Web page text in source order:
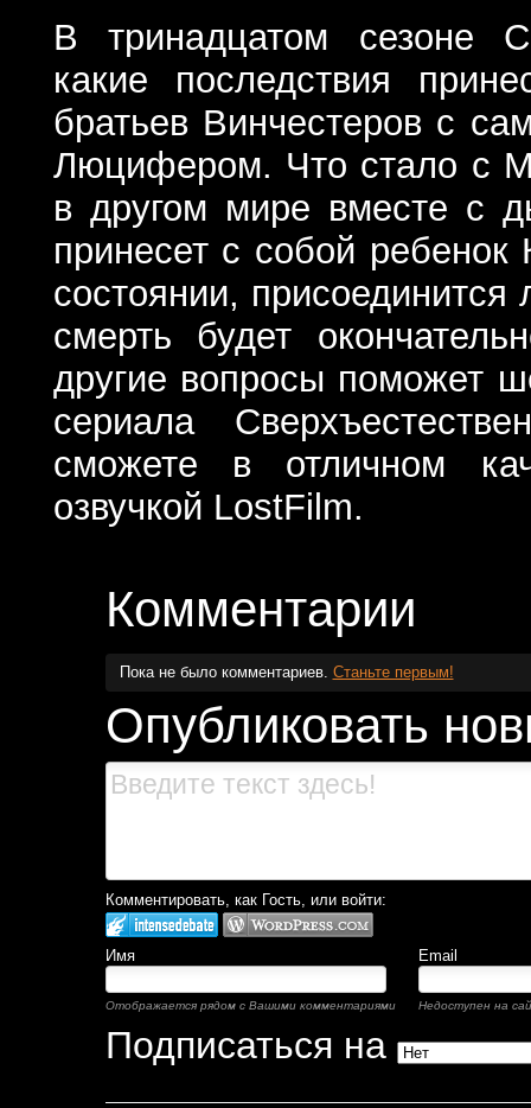
В тринадцатом сезоне
какие последствия
братьев Винчестеров с
Люцифером. Что стало с
в другом мире вместе с
принесет с собой
состоянии,
смерть будет
другие вопросы поможет
сериала
сможете в отличном
озвучкой LostFilm.
Комментарии
Пока не было комментариев. Станьте первым!
Опубликовать
Комментировать, как Гость, или войти:
Имя Email
Отображается рядом с Вашими комментариями Недоступен на
Подписаться на